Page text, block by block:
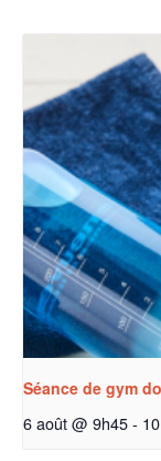
Séance de gym
6 août @ 9h45-